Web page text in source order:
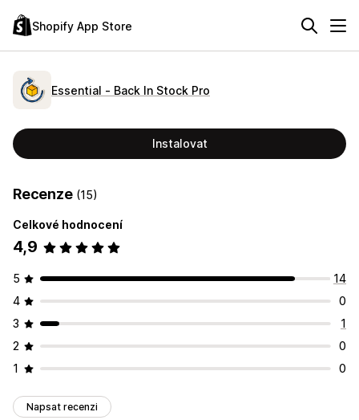
Shopify App Store
Essential ‑ Back In Stock Pro
Instalovat
Recenze (15)
Celkové hodnocení
4,9
5
14
4
0
3
1
2
0
1
0
Napsat recenzi